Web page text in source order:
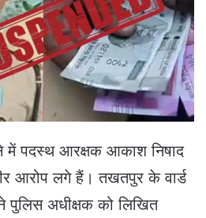
में पदस्थ आरक्षक आकाश निषाद
आरोप लगे हैं। तखतपुर के वार्ड
पुलिस अधीक्षक को लिखित